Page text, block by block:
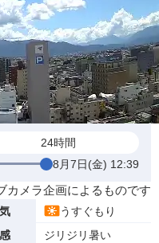
24時間
8月7日(金) 12:39
カメラ企画によるものです
うすぐもり
ジリジリ暑い